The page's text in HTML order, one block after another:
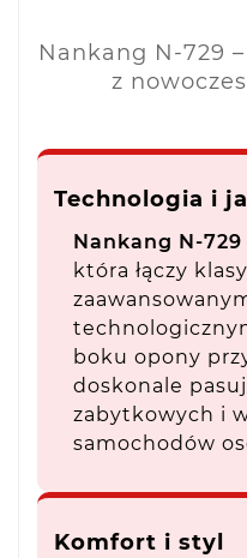
Nankang N-729
z
Technologia i
Nankang N-729
która łączy
boku opony
doskonale
zabytkowych i
samochodów
Komfort i styl